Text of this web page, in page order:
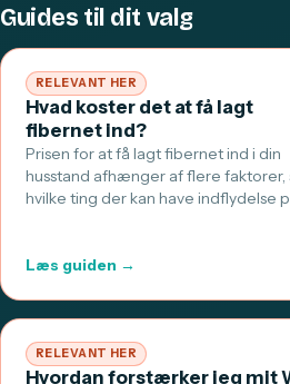
Guides til dit valg
RELEVANT HER
Hvad koster det at få lagt
fibernet ind?
Prisen for at få lagt fibernet ind i din
husstand afhænger af flere faktorer,
hvilke ting der kan have indflydelse
Læs guiden →
RELEVANT HER
Hvordan forstærker jeg mit